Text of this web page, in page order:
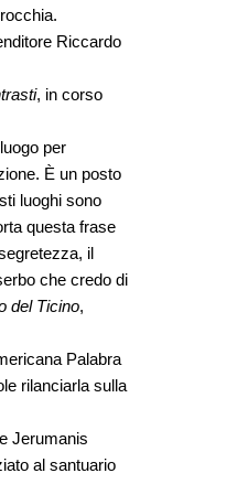
Riccardo
, in corso
per
È un posto
luoghi sono
questa frase
il
che credo di
del Ticino,
Palabra
rilanciarla sulla
Jerumanis
al santuario